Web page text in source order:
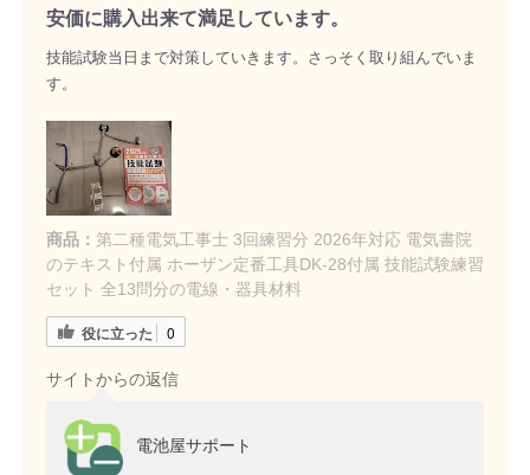
安価に購入出来て満足しています。
技能試験当日まで対策していきます。さっそく取り組んでいま
す。
商品： 第二種電気工事士 3回練習分 2026年対応 電気書院
のテキスト付属 ホーザン定番工具DK-28付属 技能試験練習
セット 全13問分の電線・器具材料
役に立った 0
サイトからの返信
電池屋サポート